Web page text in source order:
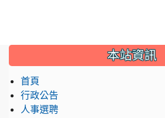
::: 本站資訊
首頁
行政公告
人事選聘